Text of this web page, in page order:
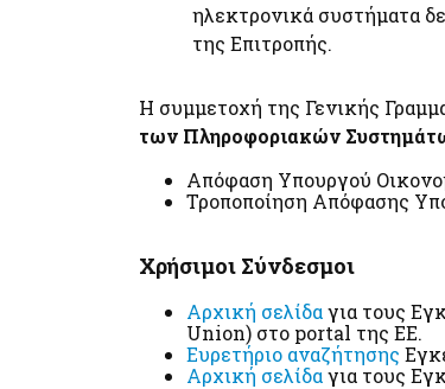
ηλεκτρονικά συστήματα
της Επιτροπής.
Η συμμετοχή της Γενικής
των Πληροφοριακών
Απόφαση Υπουργού
Τροποποίηση Απόφασης
Χρήσιμοι Σύνδεσμοι
Αρχική σελίδαγια τους
Union) στο portal της ΕΕ.
Ευρετήριο αναζήτησης
Αρχική σελίδαγια τους